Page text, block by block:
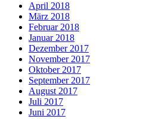
April 2018
März 2018
Februar 2018
Januar 2018
Dezember 2017
November 2017
Oktober 2017
September 2017
August 2017
Juli 2017
Juni 2017